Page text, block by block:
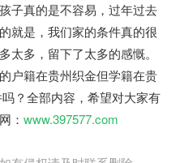
子真的是不容易，过年过去
就是，我们家的条件真的很
太多，留下了太多的感慨。
户籍在贵州织金但学籍在贵
？全部内容，希望对大家有
： www.397577.com